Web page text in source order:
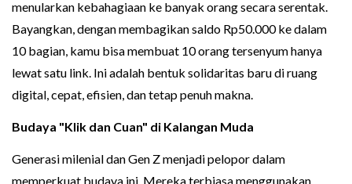
menularkan kebahagiaan ke banyak orang secara serentak.
Bayangkan, dengan membagikan saldo Rp50.000 ke dalam
10 bagian, kamu bisa membuat 10 orang tersenyum hanya
lewat satu link. Ini adalah bentuk solidaritas baru di ruang
digital, cepat, efisien, dan tetap penuh makna.
Budaya "Klik dan Cuan" di Kalangan Muda
Generasi milenial dan Gen Z menjadi pelopor dalam
memperkuat budaya ini. Mereka terbiasa menggunakan